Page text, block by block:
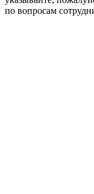
по вопросам